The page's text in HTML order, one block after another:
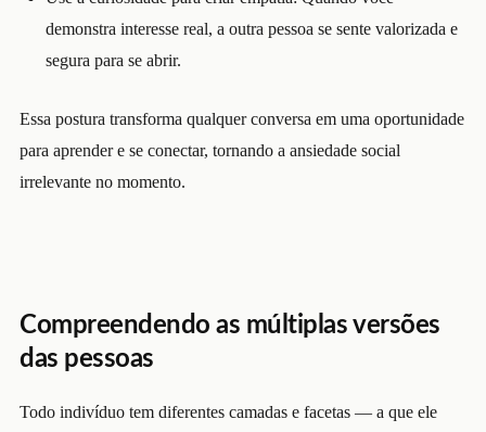
demonstra interesse real, a outra pessoa se sente valorizada e
segura para se abrir.
Essa postura transforma qualquer conversa em uma oportunidade
para aprender e se conectar, tornando a ansiedade social
irrelevante no momento.
Compreendendo as múltiplas versões
das pessoas
Todo indivíduo tem diferentes camadas e facetas — a que ele